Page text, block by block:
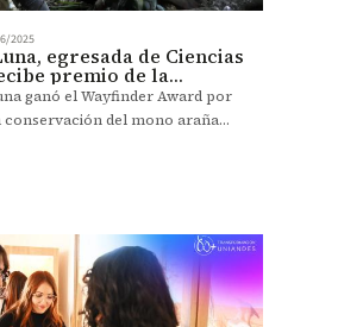
2025
egresada de Ciencias
premio de la
Society
ganó el Wayfinder Award por
conservación del mono araña